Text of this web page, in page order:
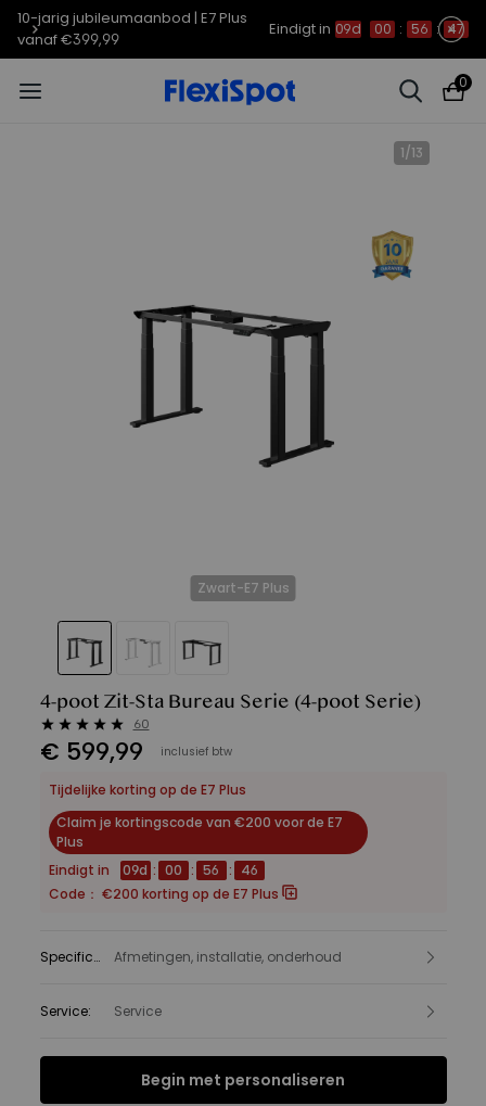
10-jarig jubileumaanbod | E7 Plus
vanaf €399,99
Eindigt in 09d 00 : 56 : 45
0
1/13
Zwart-E7 Plus
4-poot Zit-Sta Bureau Serie (4-poot Serie)
60
€ 599,99 inclusief btw
Tijdelijke korting op de E7 Plus
Claim je kortingscode van €200 voor de E7
Plus
Eindigt in
09d : 00 : 56 : 44
Code： €200 korting op de E7 Plus
Specificatie :
Afmetingen, installatie, onderhoud
Service: Service
Begin met personaliseren
Specificatie FAQ